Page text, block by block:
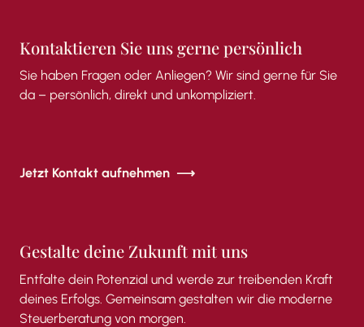
Kontaktieren Sieunsgernepersönlich
Sie haben Fragen oder Anliegen? Wir sind gerne für Sie
da – persönlich, direkt und unkompliziert.
Jetzt Kontakt aufnehmen
Gestalte deine Zukunft mit uns
Entfalte dein Potenzial und werde zur treibenden Kraft
deines Erfolgs. Gemeinsam gestalten wir die moderne
Steuerberatung von morgen.